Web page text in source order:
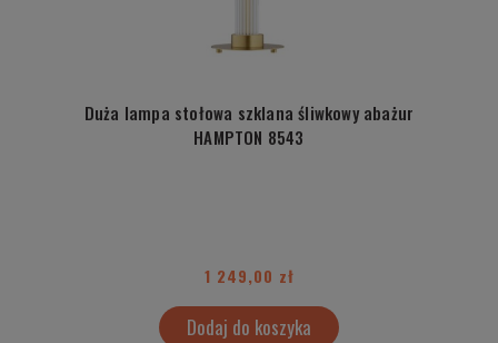
Duża lampa stołowa szklana śliwkowy abażur
HAMPTON 8543
1 249,00 zł
Dodaj do koszyka